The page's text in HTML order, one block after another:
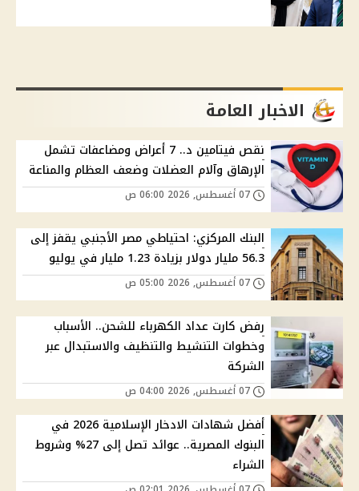
الاخبار العامة
نقص فيتامين د.. 7 أعراض ومضاعفات تشمل
الإرهاق وآلام العضلات وضعف العظام والمناعة
البنك المركزي: احتياطي مصر الأجنبي يقفز إلى
56.3 مليار دولار بزيادة 1.23 مليار في يوليو
رفض كارت عداد الكهرباء للشحن.. الأسباب
وخطوات التنشيط والتنظيف والاستبدال عبر
الشركة
أفضل شهادات الادخار الإسلامية 2026 في
البنوك المصرية.. عوائد تصل إلى 27% وشروط
الشراء